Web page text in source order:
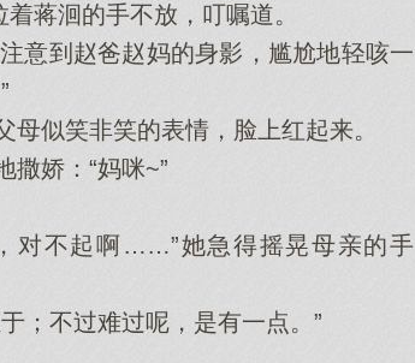
蒋洄的手不放，叮嘱道。
到赵爸赵妈的身影，尴尬地轻咳一
似笑非笑的表情，脸上红起来。
娇：“妈咪~”
不起啊……”她急得摇晃母亲的手
不过难过呢，是有一点。”